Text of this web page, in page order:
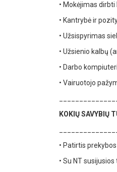
• Mokėjimas
• Kantrybė ir
• Užsispyrimas
• Užsienio kalbų
• Darbo
• Vairuotojo
KOKIŲ SAVYBIŲ
• Patirtis
• Su NT